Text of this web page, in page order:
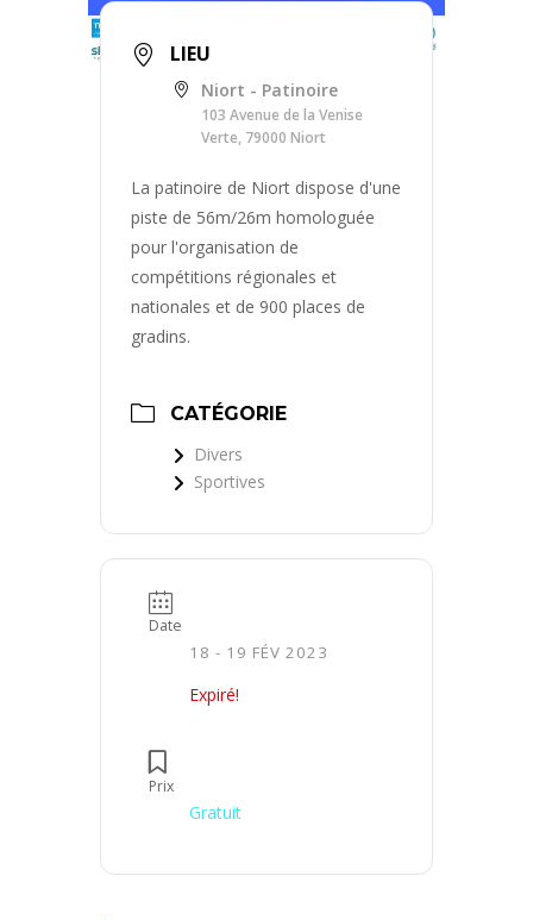
LIEU
Niort - Patinoire
103 Avenue de la Venise
Verte, 79000 Niort
La patinoire de Niort dispose d'une
piste de 56m/26m homologuée
pour l'organisation de
compétitions régionales et
nationales et de 900 places de
gradins.
CATÉGORIE
Divers
Sportives
Date
18 - 19 FÉV 2023
Expiré!
Prix
Gratuit